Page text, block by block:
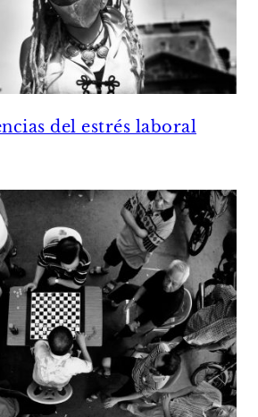
del estrés laboral